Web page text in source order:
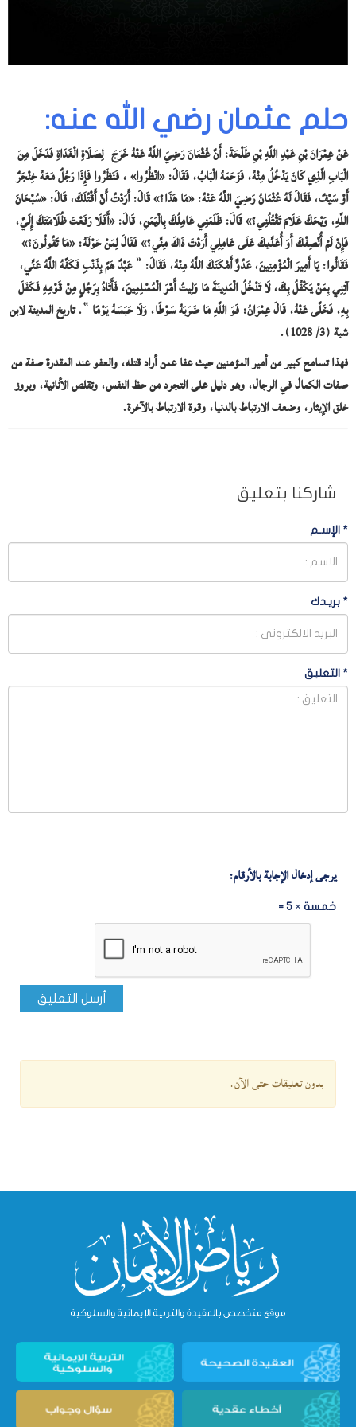
حلم عثمان رضي الله عنه:
عَنْ عِمْرَانَ بْنِ عَبْدِ اللَّهِ بْنِ طَلْحَةَ: أَنَّ عُثْمَانَ رَضِيَ اللَّهُ عَنْهُ خَرَجَ لِصَلَاةِ الْغَدَاةِ فَدَخَلَ مِنَ
الْبَابِ الَّذِي كَانَ يَدْخُلُ مِنْهُ، فَزَحَمَهُ الْبَابُ، فَقَالَ: «انْظُرُوا» ، فَنَظَرُوا فَإِذَا رَجُلٌ مَعَهُ خِنْجَرٌ
أَوْ سَيْفٌ، فَقَالَ لَهُ عُثْمَانُ رَضِيَ اللَّهُ عَنْهُ: «مَا هَذَا؟» قَالَ: أَرَدْتُ أَنْ أَقْتُلَكَ، قَالَ: «سُبْحَانَ
اللَّهِ، وَيْحَكَ عَلَامَ تَقْتُلُنِي؟» قَالَ: ظَلَمَنِي عَامِلُكَ بِالْيَمَنِ، قَالَ: «أَفَلَا رَفَعْتَ ظُلَامَتَكَ إِلَيَّ،
فَإِنْ لَمْ أُنْصِفْكَ أَوَ أُعَدِّيكَ عَلَى عَامِلِي أَرَدْتَ ذَاكَ مِنِّي؟» فَقَالَ لِمَنْ حَوْلَهُ: «مَا تَقُولُونَ؟»
فَقَالُوا: يَا أَمِيرَ الْمُؤْمِنِينَ، عَدُوٌّ أَمْكَنَكَ اللَّهُ مِنْهُ، فَقَالَ: ” عَبْدٌ هَمَّ بِذَنْبٍ فَكَفَّهُ اللَّهُ عَنِّي،
آتِنِي بِمَنْ يَكْفُلُ بِكَ، لَا تَدْخُلُ الْمَدِينَةَ مَا وَلِيتُ أَمْرَ الْمُسْلِمِينَ، فَأَتَاهُ بِرَجُلٍ مِنْ قَوْمِهِ فَكَفَلَ
بِهِ، فَخَلَّى عَنْهُ، قَالَ عِمْرَانُ: فَوَ اللَّهِ مَا ضَرَبَهُ سَوْطًا، وَلَا حَبَسَهُ يَوْمًا “. تاريخ المدينة لابن
شبة (3/ 1028).
فهذا تسامح كبير من أمير المؤمنين حيث عفا عمن أراد قتله، والعفو عند المقدرة صفة من
صفات الكمال في الرجال، وهو دليل على التجرد من حظ النفس، وتقلص الأنانية، وبروز
خلق الإيثار، وضعف الارتباط بالدنيا، وقوة الارتباط بالآخرة.
شاركنا بتعليق
* الإسـم
* بريـدك
* التعليق
يرجى إدخال الإجابة بالأرقام:
خمسة × 5 =
أرسل التعليق
بدون تعليقات حتى الآن.